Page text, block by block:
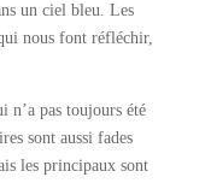
un ciel bleu. Les
nous font réfléchir,
n’a pas toujours été
sont aussi fades
les principaux sont